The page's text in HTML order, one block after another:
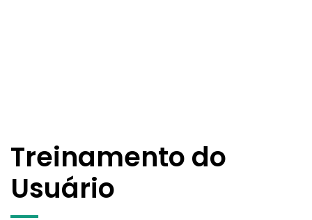
Treinamento do
Usuário